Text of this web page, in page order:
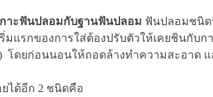
าะฟันปลอมกับฐานฟันปลอม ฟันปลอมชนิด
แรกของการใส่ต้องปรับตัวให้เคยชินกับ
ดยก่อนนอนให้ถอดล้างทำความสะอาด
ได้อีก 2 ชนิดคือ